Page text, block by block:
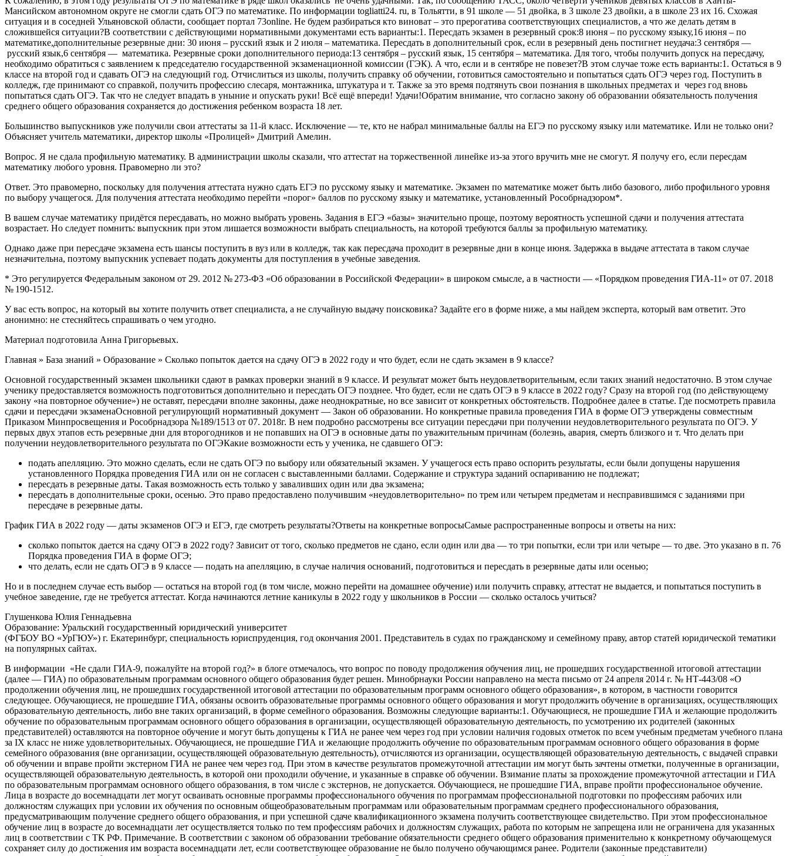
Мансийском автономном округе не смогли сдать ОГЭ по математике. По информации togliatti24. ru, в Тольятти, в 91 школе — 51 двойка, в 3 школе 23 двойки, а в школе 23 их 16. Схожая
ситуация и в соседней Ульяновской области, сообщает портал 73online. Не будем разбираться кто виноват – это прерогатива соответствующих специалистов, а что же делать детям в
сложившейся ситуации?В соответствии с действующими нормативными документами есть варианты:1. Пересдать экзамен в резервный срок:8 июня – по русскому языку,16 июня – по
математике,дополнительные резервные дни: 30 июня – русский язык и 2 июля – математика. Пересдать в дополнительный срок, если в резервный день постигнет неудача:3 сентября —
русский язык,6 сентября — математика. Резервные сроки дополнительного периода:13 сентября – русский язык, 15 сентября – математика. Для того, чтобы получить допуск на пересдачу,
необходимо обратиться с заявлением к председателю государственной экзаменационной комиссии (ГЭК). А что, если и в сентябре не повезет?В этом случае тоже есть варианты:1. Остаться в 9
классе на второй год и сдавать ОГЭ на следующий год. Отчислиться из школы, получить справку об обучении, готовиться самостоятельно и попытаться сдать ОГЭ через год. Поступить в
колледж, где принимают со справкой, получить профессию слесаря, монтажника, штукатура и т. Также за это время подтянуть свои познания в школьных предметах и через год вновь
попытаться сдать ОГЭ. Так что не следует впадать в уныние и опускать руки! Всё ещё впереди! Удачи!Обратим внимание, что согласно закону об образовании обязательность получения
среднего общего образования сохраняется до достижения ребенком возраста 18 лет.
Большинство выпускников уже получили свои аттестаты за 11-й класс. Исключение — те, кто не набрал минимальные баллы на ЕГЭ по русскому языку или математике. Или не только они?
Объясняет учитель математики, директор школы «Пролицей» Дмитрий Амелин.
Вопрос. Я не сдала профильную математику. В администрации школы сказали, что аттестат на торжественной линейке из-за этого вручить мне не смогут. Я получу его, если пересдам
математику любого уровня. Правомерно ли это?
Ответ. Это правомерно, поскольку для получения аттестата нужно сдать ЕГЭ по русскому языку и математике. Экзамен по математике может быть либо базового, либо профильного уровня
по выбору учащегося. Для получения аттестата необходимо перейти «порог» баллов по русскому языку и математике, установленный Рособрнадзором*.
В вашем случае математику придётся пересдавать, но можно выбрать уровень. Задания в ЕГЭ «базы» значительно проще, поэтому вероятность успешной сдачи и получения аттестата
возрастает. Но следует помнить: выпускник при этом лишается возможности выбрать специальность, на которой требуются баллы за профильную математику.
Однако даже при пересдаче экзамена есть шансы поступить в вуз или в колледж, так как пересдача проходит в резервные дни в конце июня. Задержка в выдаче аттестата в таком случае
незначительна, поэтому выпускник успевает подать документы для поступления в учебные заведения.
* Это регулируется Федеральным законом от 29. 2012 № 273-ФЗ «Об образовании в Российской Федерации» в широком смысле, а в частности — «Порядком проведения ГИА-11» от 07. 2018
№ 190-1512.
У вас есть вопрос, на который вы хотите получить ответ специалиста, а не случайную выдачу поисковика? Задайте его в форме ниже, а мы найдем эксперта, который вам ответит. Это
анонимно: не стесняйтесь спрашивать о чем угодно.
Материал подготовила Анна Григорьевых.
Главная » База знаний » Образование » Сколько попыток дается на сдачу ОГЭ в 2022 году и что будет, если не сдать экзамен в 9 классе?
Основной государственный экзамен школьники сдают в рамках проверки знаний в 9 классе. И результат может быть неудовлетворительным, если таких знаний недостаточно. В этом случае
ученику предоставляется возможность подготовиться дополнительно и пересдать ОГЭ позднее. Что будет, если не сдать ОГЭ в 9 классе в 2022 году? Сразу на второй год (по действующему
закону «на повторное обучение») не оставят, пересдачи вполне законны, даже неоднократные, но все зависит от конкретных обстоятельств. Подробнее далее в статье. Где посмотреть правила
сдачи и пересдачи экзаменаОсновной регулирующий нормативный документ — Закон об образовании. Но конкретные правила проведения ГИА в форме ОГЭ утверждены совместным
Приказом Минпросвещения и Рособрнадзора №189/1513 от 07. 2018г. В нем подробно рассмотрены все ситуации пересдачи при получении неудовлетворительного результата по ОГЭ. У
первых двух этапов есть резервные дни для второгодников и не попавших на ОГЭ в основные даты по уважительным причинам (болезнь, авария, смерть близкого и т. Что делать при
получении неудовлетворительного результата по ОГЭКакие возможности есть у ученика, не сдавшего ОГЭ:
подать апелляцию. Это можно сделать, если не сдать ОГЭ по выбору или обязательный экзамен. У учащегося есть право оспорить результаты, если были допущены нарушения
установленного Порядка проведения ГИА или он не согласен с выставленными баллами. Содержание и структура заданий оспариванию не подлежат;
пересдать в резервные даты. Такая возможность есть только у заваливших один или два экзамена;
пересдать в дополнительные сроки, осенью. Это право предоставлено получившим «неудовлетворительно» по трем или четырем предметам и несправившимся с заданиями при
пересдаче в резервные даты.
График ГИА в 2022 году — даты экзаменов ОГЭ и ЕГЭ, где смотреть результаты?Ответы на конкретные вопросыСамые распространенные вопросы и ответы на них:
сколько попыток дается на сдачу ОГЭ в 2022 году? Зависит от того, сколько предметов не сдано, если один или два — то три попытки, если три или четыре — то две. Это указано в п. 76
Порядка проведения ГИА в форме ОГЭ;
что делать, если не сдать ОГЭ в 9 классе — подать на апелляцию, в случае наличия оснований, подготовиться и пересдать в резервные даты или осенью;
Но и в последнем случае есть выбор — остаться на второй год (в том числе, можно перейти на домашнее обучение) или получить справку, аттестат не выдается, и попытаться поступить в
учебное заведение, где не требуется аттестат. Когда начинаются летние каникулы в 2022 году у школьников в России — сколько осталось учиться?
Глушенкова Юлия Геннадьевна
Образование: Уральский государственный юридический университет
(ФГБОУ ВО «УрГЮУ») г. Екатеринбург, специальность юриспруденция, год окончания 2001. Представитель в судах по гражданскому и семейному праву, автор статей юридической тематики
на популярных сайтах.
В информации «Не сдали ГИА-9, пожалуйте на второй год?» в блоге отмечалось, что вопрос по поводу продолжения обучения лиц, не прошедших государственной итоговой аттестации
(далее — ГИА) по образовательным программам основного общего образования будет решен. Минобрнауки России направлено на места письмо от 24 апреля 2014 г. № НТ-443/08 «О
продолжении обучения лиц, не прошедших государственной итоговой аттестации по образовательным программ основного общего образования», в котором, в частности говорится
следующее. Обучающиеся, не прошедшие ГИА, обязаны освоить образовательные программы основного общего образования и могут продолжить обучение в организациях, осуществляющих
образовательную деятельность, либо вне таких организаций, в форме семейного образования. Возможны следующие варианты:1. Обучающиеся, не прошедшие ГИА и желающие продолжить
обучение по образовательным программам основного общего образования в организации, осуществляющей образовательную деятельность, по усмотрению их родителей (законных
представителей) оставляются на повторное обучение и могут быть допущены к ГИА не ранее чем через год при условии наличия годовых отметок по всем учебным предметам учебного плана
за IX класс не ниже удовлетворительных. Обучающиеся, не прошедшие ГИА и желающие продолжить обучение по образовательным программам основного общего образования в форме
семейного образования (вне организации, осуществляющей образовательную деятельность), отчисляются из организации, осуществляющей образовательную деятельность, с выдачей справки
об обучении и вправе пройти экстерном ГИА не ранее чем через год. При этом в качестве результатов промежуточной аттестации им могут быть зачтены отметки, полученные в организации,
осуществляющей образовательную деятельность, в которой они проходили обучение, и указанные в справке об обучении. Взимание платы за прохождение промежуточной аттестации и ГИА
по образовательным программам основного общего образования, в том числе с экстернов, не допускается. Обучающиеся, не прошедшие ГИА, вправе пройти профессиональное обучение.
Лица в возрасте до восемнадцати лет могут осваивать основные программы профессионального обучения по программам профессиональной подготовки по профессиям рабочих или
должностям служащих при условии их обучения по основным общеобразовательным программам или образовательным программам среднего профессионального образования,
предусматривающим получение среднего общего образования, и при успешной сдаче квалификационного экзамена получить соответствующее свидетельство. При этом профессиональное
обучение лиц в возрасте до восемнадцати лет осуществляется только по тем профессиям рабочих и должностям служащих, работа по которым не запрещена или не ограничена для указанных
лиц в соответствии с ТК РФ. Примечание. В соответствии с законом об образовании требование обязательности среднего общего образования применительно к конкретному обучающемуся
сохраняет силу до достижения им возраста восемнадцати лет, если соответствующее образование не было получено обучающимся ранее. Родители (законные представители)